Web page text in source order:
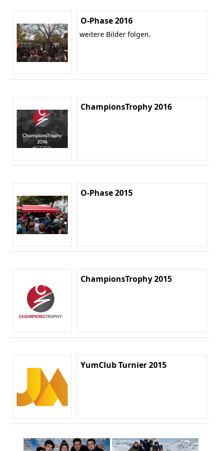
O-Phase 2016
weitere Bilder folgen.
ChampionsTrophy 2016
O-Phase 2015
ChampionsTrophy 2015
YumClub Turnier 2015